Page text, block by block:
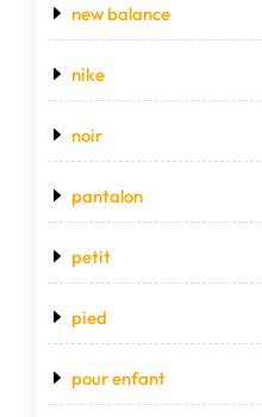
new balance
nike
noir
pantalon
petit
pied
pour enfant